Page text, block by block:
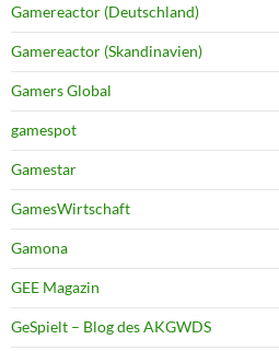
Gamereactor (Deutschland)
Gamereactor (Skandinavien)
Gamers Global
gamespot
Gamestar
GamesWirtschaft
Gamona
GEE Magazin
GeSpielt – Blog des AKGWDS